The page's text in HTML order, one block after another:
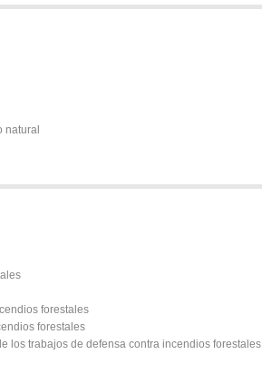
natural
forestales
forestales
los trabajos de defensa contra incendios forestales